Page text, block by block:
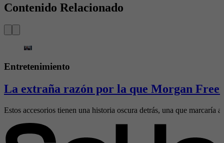
Contenido Relacionado
Entretenimiento
La extraña razón por la que Morgan
Estos accesorios tienen una historia oscura detrás, una que marcaría